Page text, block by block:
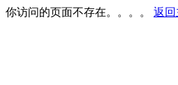
你访问的页面不存在。。。。 返